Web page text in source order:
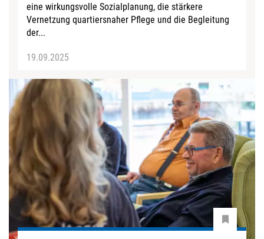
eine wirkungsvolle Sozialplanung, die stärkere
Vernetzung quartiersnaher Pflege und die Begleitung
der...
19.09.2025